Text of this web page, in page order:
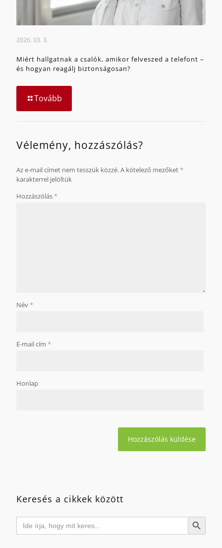
2026. 03. 3.
Miért hallgatnak a csalók, amikor felveszed a telefont –
és hogyan reagálj biztonságosan?
Tovább
Vélemény, hozzászólás?
Az e-mail címet nem tesszük közzé.A kötelező mezőket*
karakterrel jelöltük
Hozzászólás*
Név*
E-mail cím *
Honlap
Keresés a cikkek között
Search
for: Search Button